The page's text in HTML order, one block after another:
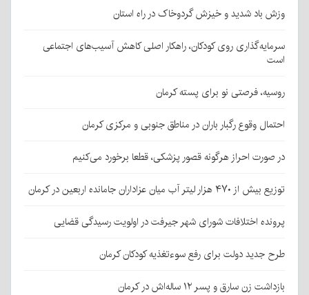
وزش باد شدید و خیزش گردوخاک در راه استان
سرمایه‌گذاری روی کودکان، راهکار اصلی کاهش آسیب‌های اجتماعی
است
روسیه، فرصتی نو برای پسته کرمان
احتمال وقوع رگبار باران در مناطق جنوبی و مرکزی کرمان
در صورت احراز هرگونه قصور پزشکی، قطعا برخورد می‌کنیم
توزیع بیش از ۴۷۰ هزار لیتر آب میان عزاداران جامانده اربعین در کرمان
پرونده اختلافات شورای شهر جیرفت در اولویت رسیدگی قضایی
طرح جدید دولت برای رفع سوءتغذیه کودکان کرمان
بازداشت زن سارق و پسر ۱۲ ساله‌اش در کرمان